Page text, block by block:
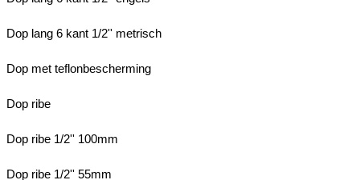
Dop lang 6 kant 1/2'' metrisch
Dop met teflonbescherming
Dop ribe
Dop ribe 1/2'' 100mm
Dop ribe 1/2'' 55mm